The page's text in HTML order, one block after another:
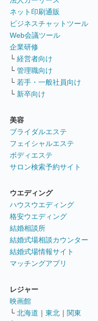
ネット印刷通販
ビジネスチャットツール
Web会議ツール
企業研修
└ 経営者向け
└ 管理職向け
└ 若手・一般社員向け
└ 新卒向け
美容
ブライダルエステ
フェイシャルエステ
ボディエステ
サロン検索予約サイト
ウエディング
ハウスウエディング
格安ウエディング
結婚相談所
結婚式場相談カウンター
結婚式場情報サイト
マッチングアプリ
レジャー
映画館
└ 北海道 ｜ 東北 ｜ 関東